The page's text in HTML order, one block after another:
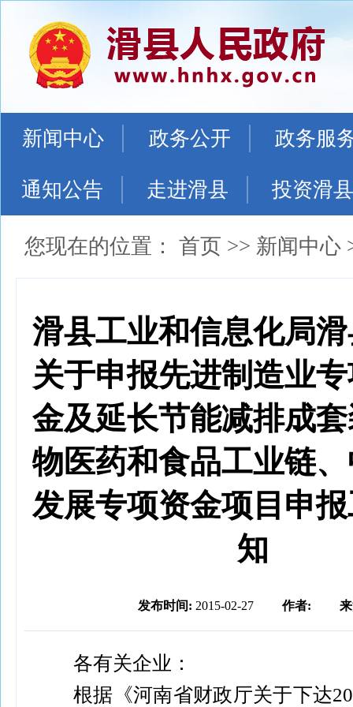
新闻中心 政务公开 政务服
通知公告 走进滑县 投资滑县
您现在的位置： 首页 >> 新闻中心
滑县工业和信息化局
关于申报先进制造业
金及延长节能减排成
物医药和食品工业链
发展专项资金项目申
知
发布时间: 2015-02-27 作者:
各有关企业：
根据《河南省财政厅关于下达